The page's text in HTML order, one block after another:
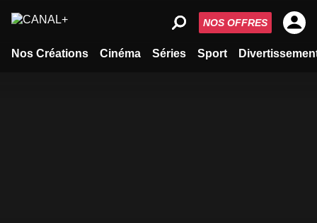
Nos Créations Cinéma Séries Sport
NOS OFFRES